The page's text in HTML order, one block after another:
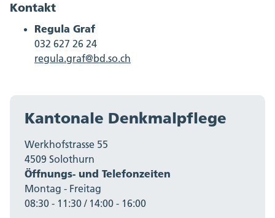
Kontakt
Regula Graf
032 627 26 24
regula.graf@bd.so.ch
Kantonale Denkmalpflege
Werkhofstrasse 55
4509 Solothurn
Öffnungs- und Telefonzeiten
Montag - Freitag
08:30 - 11:30 / 14:00 - 16:00